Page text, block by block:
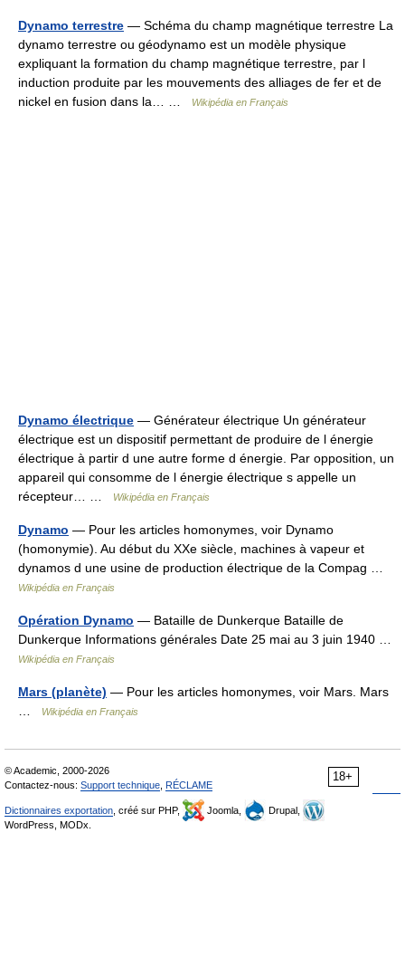
Dynamo terrestre — Schéma du champ magnétique terrestre La
dynamo terrestre ou géodynamo est un modèle physique
expliquant la formation du champ magnétique terrestre, par l
induction produite par les mouvements des alliages de fer et de
nickel en fusion dans la… …
Wikipédia en Français
Dynamo électrique — Générateur électrique Un générateur
électrique est un dispositif permettant de produire de l énergie
électrique à partir d une autre forme d énergie. Par opposition, un
appareil qui consomme de l énergie électrique s appelle un
récepteur… …
Wikipédia en Français
Dynamo — Pour les articles homonymes, voir Dynamo
(homonymie). Au début du XXe siècle, machines à vapeur et
dynamos d une usine de production électrique de la Compag …
Wikipédia en Français
Opération Dynamo — Bataille de Dunkerque Bataille de
Dunkerque Informations générales Date 25 mai au 3 juin 1940 …
Wikipédia en Français
Mars (planète) — Pour les articles homonymes, voir Mars. Mars
Wikipédia en Français
18+
© Academic, 2000-2026
Contactez-nous: Support technique RÉCLAME
Dictionnaires exportation , créé sur PHP, Joomla,
Drupal,
WordPress, MODx.